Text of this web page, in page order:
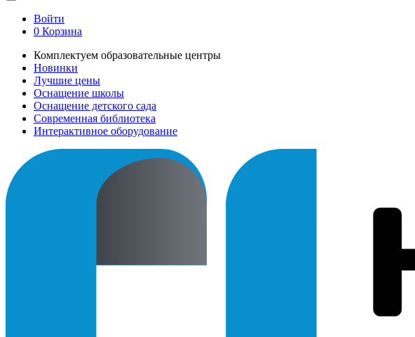
Войти
0 Корзина
Комплектуем образовательные центры
Новинки
Лучшие цены
Оснащение школы
Оснащение детского сада
Современная библиотека
Интерактивное оборудование